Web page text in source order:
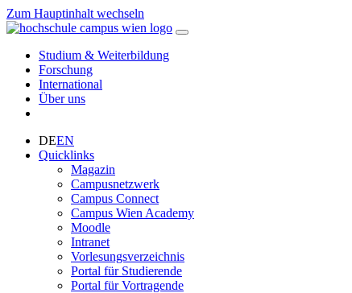
Zum Hauptinhalt wechseln
Studium & Weiterbildung
Forschung
International
Über uns
DEEN
Quicklinks
Magazin
Campusnetzwerk
Campus Connect
Campus Wien Academy
Moodle
Intranet
Vorlesungsverzeichnis
Portal für Studierende
Portal für Vortragende